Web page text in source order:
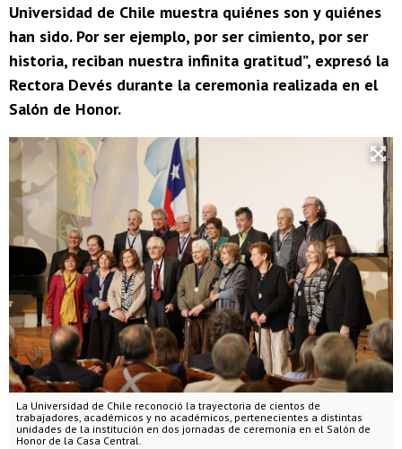
Universidad de Chile muestra quiénes son y quiénes
han sido. Por ser ejemplo, por ser cimiento, por ser
historia, reciban nuestra infinita gratitud”, expresó la
Rectora Devés durante la ceremonia realizada en el
Salón de Honor.
La Universidad de Chile reconoció la trayectoria de cientos de
trabajadores, académicos y no académicos, pertenecientes a distintas
unidades de la institución en dos jornadas de ceremonia en el Salón de
Honor de la Casa Central.